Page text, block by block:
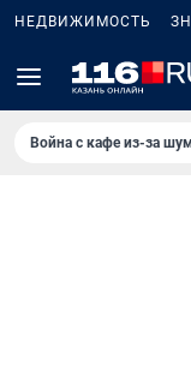
НЕДВИЖИМОСТЬ
Война с кафе из-за